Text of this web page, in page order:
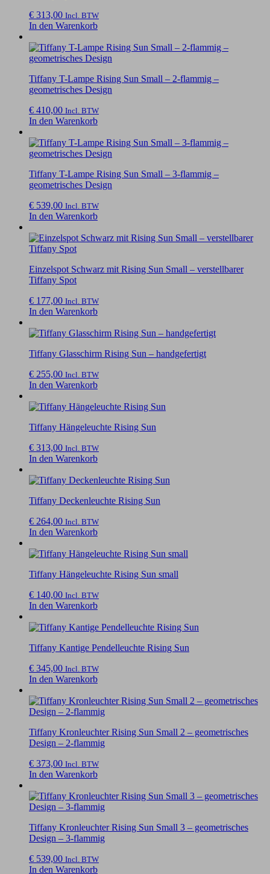
€ 313,00 Incl. BTW
In den Warenkorb
Tiffany T-Lampe Rising Sun Small – 2-flammig –
geometrisches Design
€ 410,00 Incl. BTW
In den Warenkorb
Tiffany T-Lampe Rising Sun Small – 3-flammig –
geometrisches Design
€ 539,00 Incl. BTW
In den Warenkorb
Einzelspot Schwarz mit Rising Sun Small – verstellbarer
Tiffany Spot
€ 177,00 Incl. BTW
In den Warenkorb
Tiffany Glasschirm Rising Sun – handgefertigt
€ 255,00 Incl. BTW
In den Warenkorb
Tiffany Hängeleuchte Rising Sun
€ 313,00 Incl. BTW
In den Warenkorb
Tiffany Deckenleuchte Rising Sun
€ 264,00 Incl. BTW
In den Warenkorb
Tiffany Hängeleuchte Rising Sun small
€ 140,00 Incl. BTW
In den Warenkorb
Tiffany Kantige Pendelleuchte Rising Sun
€ 345,00 Incl. BTW
In den Warenkorb
Tiffany Kronleuchter Rising Sun Small 2 – geometrisches
Design – 2-flammig
€ 373,00 Incl. BTW
In den Warenkorb
Tiffany Kronleuchter Rising Sun Small 3 – geometrisches
Design – 3-flammig
€ 539,00 Incl. BTW
In den Warenkorb